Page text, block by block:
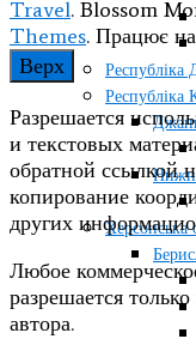
Республіка
Республіка
Херсонська
Travel. Blossom
Themes. Працює на
Верх
Разрешается
и текстовых
обратной ссылкой
копирование
других
Любое
разрешается
автора.